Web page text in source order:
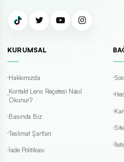
KURUMSAL
Hakkımızda
Kontakt Lens Reçetesi Nasıl
Okunur?
Basında Biz
Teslimat Şartları
İade Politikası